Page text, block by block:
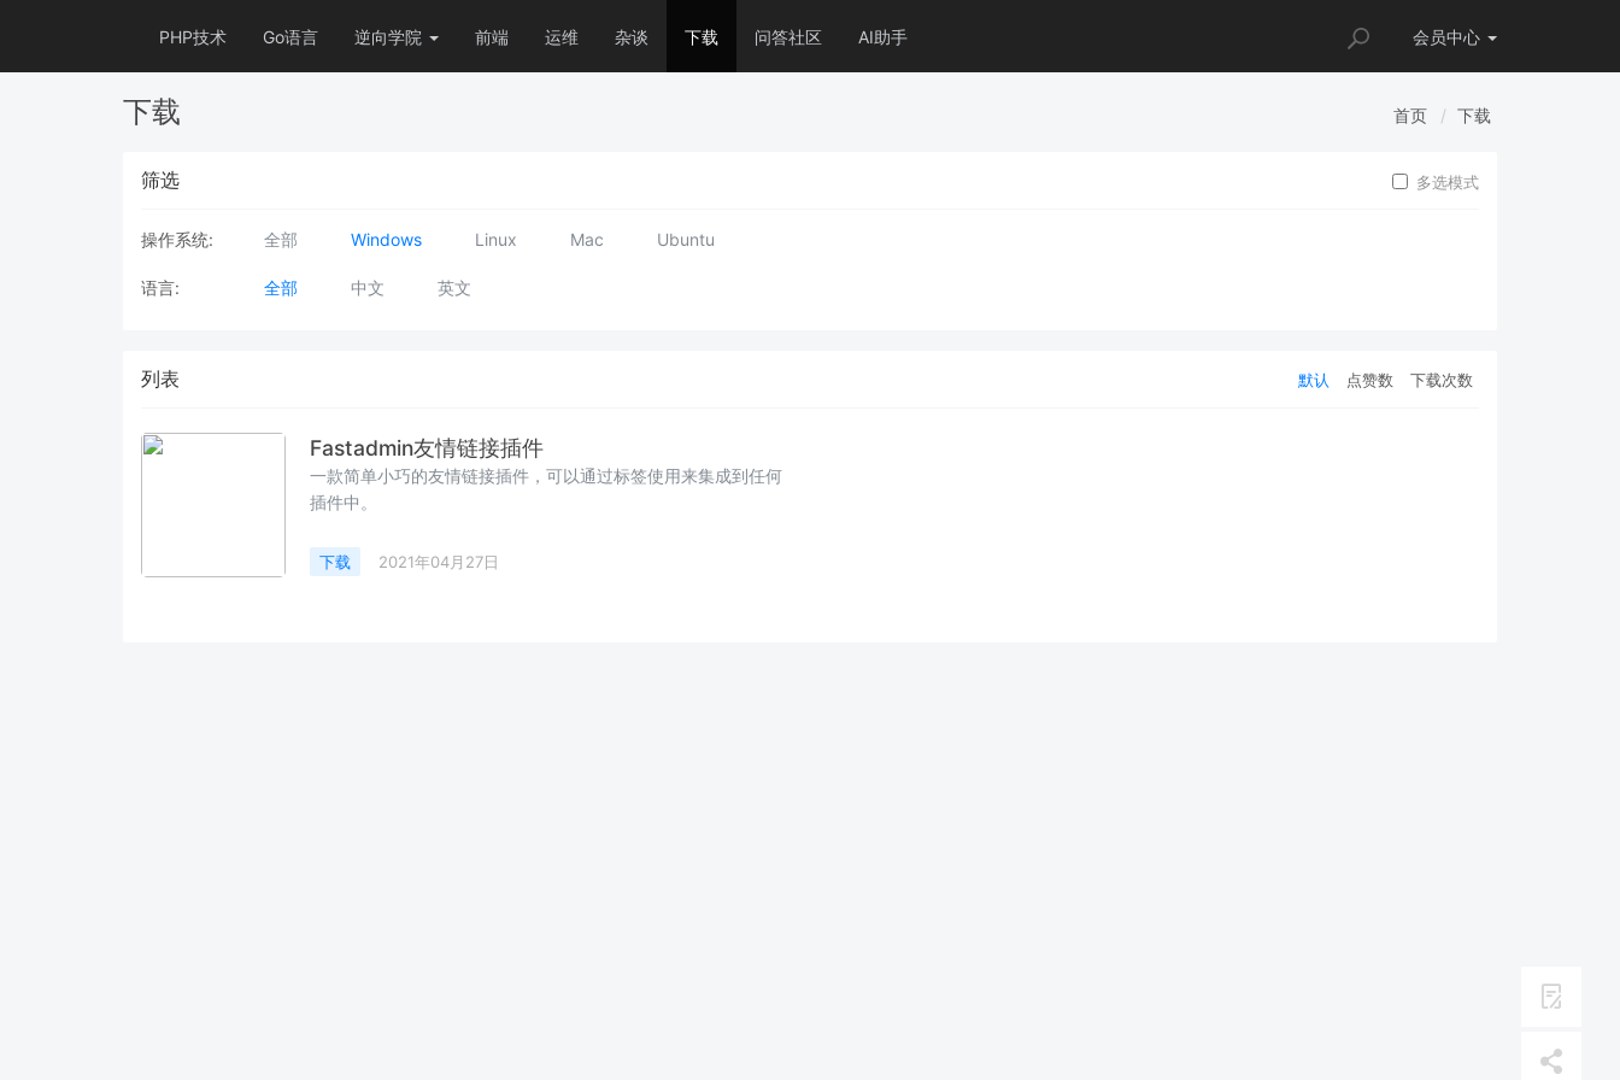
会员中心
PHP技术 Go语言 逆向学院 前端 运维 杂谈 下载 问答社区 AI助手
下载 首页 下载
筛选 多选模式
操作系统: 全部 Windows Linux Mac Ubuntu
语言: 全部 中文 英文
列表 默认 点赞数 下载次数
Fastadmin友情链接插件
一款简单小巧的友情链接插件，可以通过标签使用来集成到任何
插件中。
下载 2021年04月27日